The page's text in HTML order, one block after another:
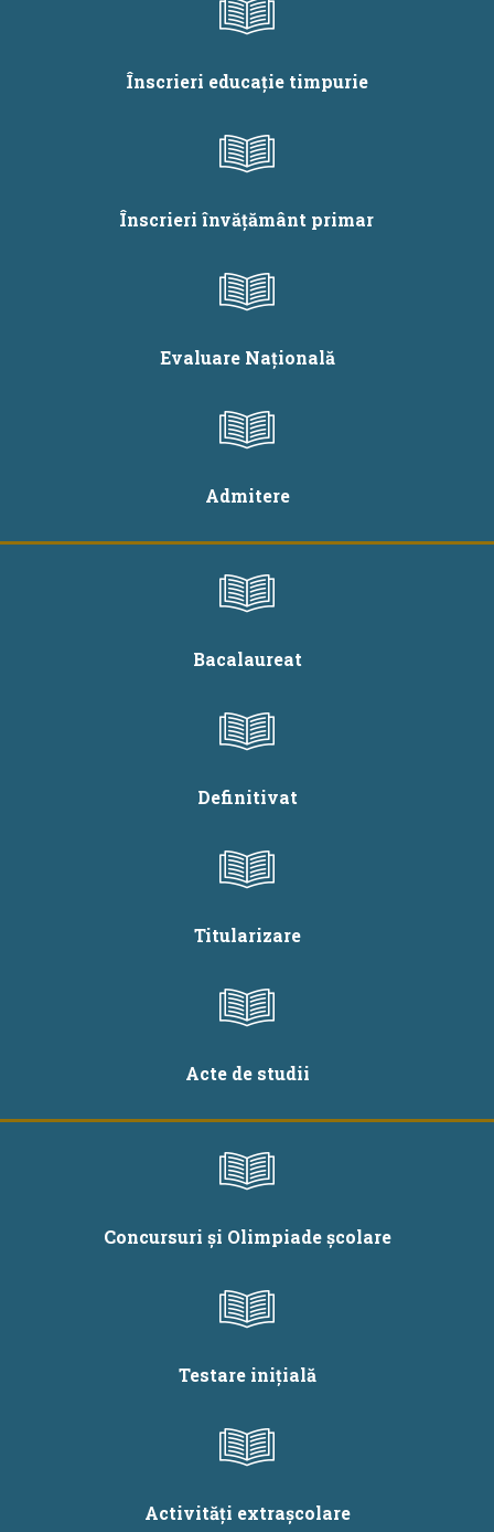
învăţământul liceal,
la disciplina Istorie
Înscrieri educație timpurie
Înscrieri învățământ primar
Evaluare Națională
Admitere
Bacalaureat
Definitivat
Titularizare
Acte de studii
Concursuri și Olimpiade școlare
Testare inițială
Activități extrașcolare